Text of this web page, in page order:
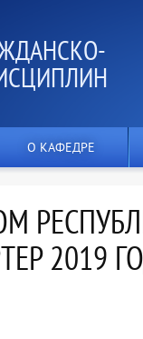
О КАФЕДРЕ
2019